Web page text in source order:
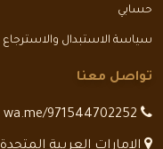
حسابي
سياسة الاستبدال والاسترجاع
تواصل معنا